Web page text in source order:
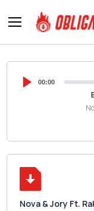
00:00
Nova & Jory Ft.